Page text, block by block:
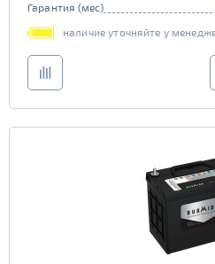
Гарантия (мес)
наличие уточняйте у